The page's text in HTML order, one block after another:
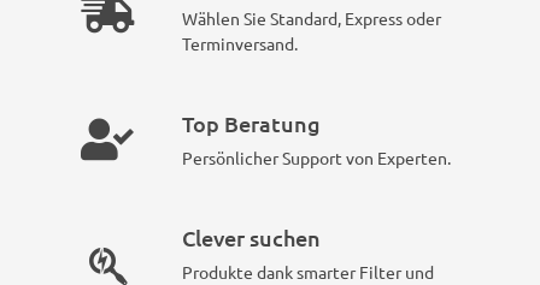
Wählen Sie Standard, Express oder
Terminversand.
Top Beratung
Persönlicher Support von Experten.
Clever suchen
Produkte dank smarter Filter und